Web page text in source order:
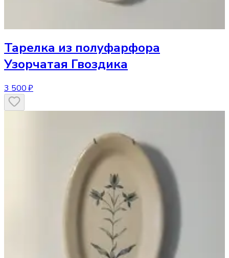
Тарелка из полуфарфора
Узорчатая Гвоздика
3 500 ₽